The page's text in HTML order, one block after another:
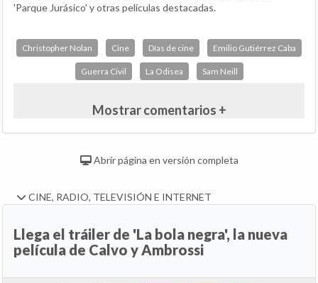
'Parque Jurásico' y otras películas destacadas.
Christopher Nolan Cine Días de cine Emilio Gutiérrez Caba
Guerra Civil La Odisea Sam Neill
Mostrar comentarios +
Abrir página en versión completa
CINE, RADIO, TELEVISIÓN E INTERNET
Llega el tráiler de 'La bola negra', la nueva
película de Calvo y Ambrossi